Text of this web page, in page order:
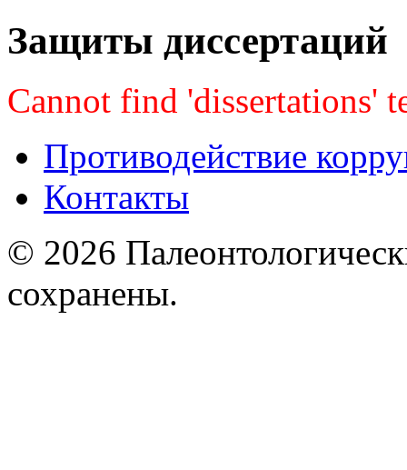
Защиты диссертаций
Cannot find 'dissertations'
Противодействие
Контакты
© 2026
сохранены.